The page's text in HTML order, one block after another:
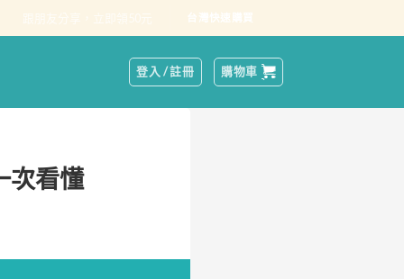
台灣快速購買
登入 / 註冊 購物車
次看懂